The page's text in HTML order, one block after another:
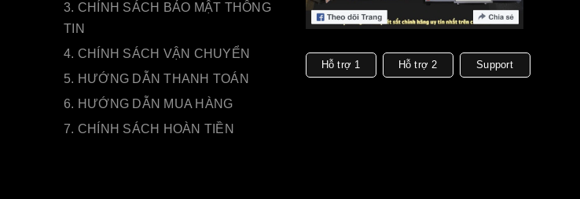
3. CHÍNH SÁCH BẢO MẬT THÔNG
TIN
4. CHÍNH SÁCH VẬN CHUYỂN
5. HƯỚNG DẪN THANH TOÁN
6. HƯỚNG DẪN MUA HÀNG
7. CHÍNH SÁCH HOÀN TIỀN
Hỗ trợ 1 Hỗ trợ 2 Support